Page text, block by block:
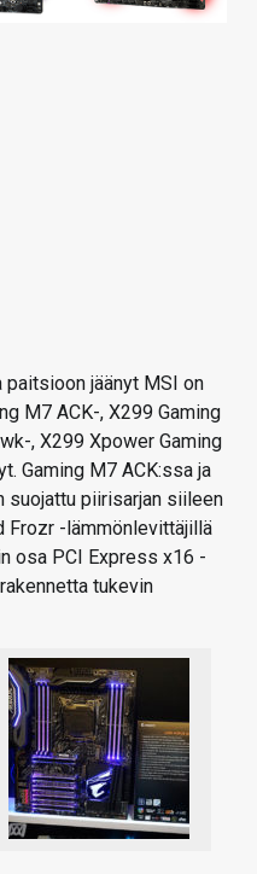
jäänyt MSI on
M7 ACK-, X299 Gaming
, X299 Xpower Gaming
Gaming M7 ACK:ssa ja
suojattu piirisarjan siileen
Frozr -lämmönlevittäjillä
osa PCI Express x16 -
tukevin